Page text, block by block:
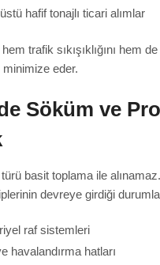
hafif tonajlı ticari alımlar
trafik sıkışıklığını hem
eder.
Söküm ve
basit toplama ile
devreye girdiği
raf sistemleri
havalandırma hatları